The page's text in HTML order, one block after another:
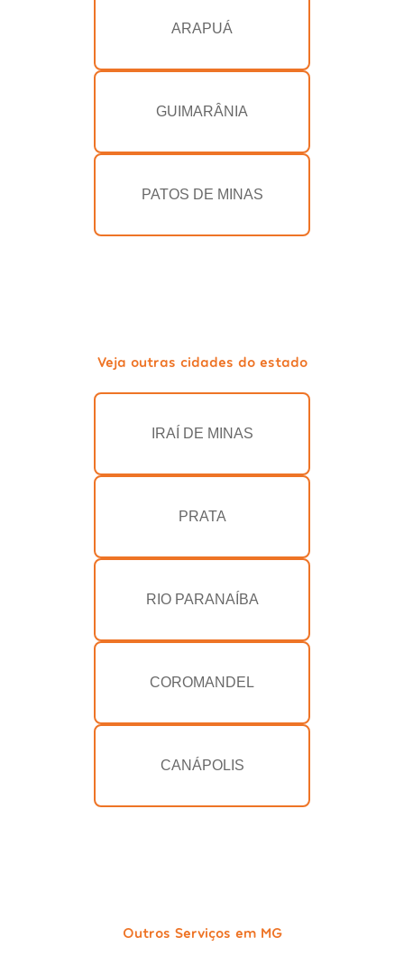
ARAPUÁ
GUIMARÂNIA
PATOS DE MINAS
Veja outras cidades do estado
IRAÍ DE MINAS
PRATA
RIO PARANAÍBA
COROMANDEL
CANÁPOLIS
Outros Serviços em MG